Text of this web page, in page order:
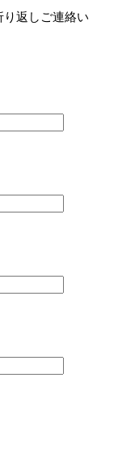
返しご連絡い